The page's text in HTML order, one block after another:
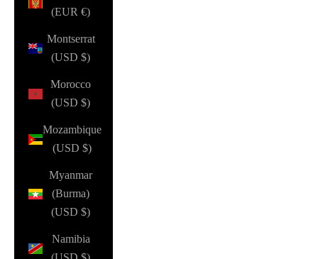
(EUR €)
Montserrat
(USD $)
Morocco
(USD $)
Mozambique
(USD $)
Myanmar
(Burma)
(USD $)
Namibia